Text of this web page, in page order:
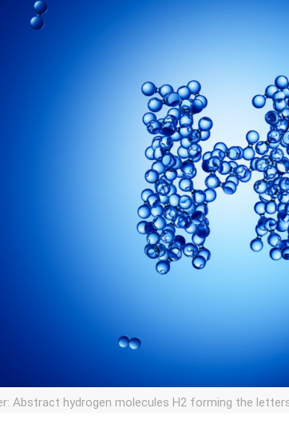
Abstract hydrogen molecules H2 forming the